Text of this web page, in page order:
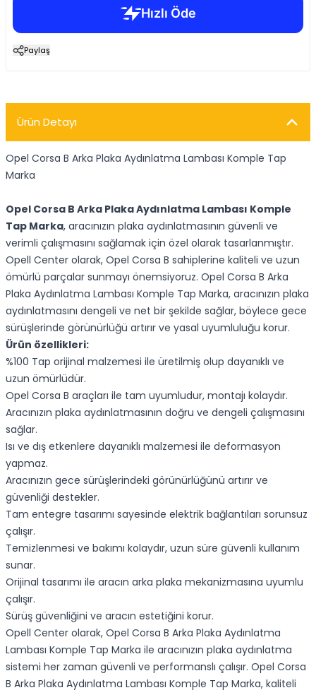
Paylaş
Ürün Detayı
Opel Corsa B Arka Plaka Aydınlatma Lambası Komple Tap
Marka
Opel Corsa B Arka Plaka Aydınlatma Lambası Komple
Tap Marka, aracınızın plaka aydınlatmasının güvenli ve
verimli çalışmasını sağlamak için özel olarak tasarlanmıştır.
Opell Center olarak, Opel Corsa B sahiplerine kaliteli ve uzun
ömürlü parçalar sunmayı önemsiyoruz. Opel Corsa B Arka
Plaka Aydınlatma Lambası Komple Tap Marka, aracınızın plaka
aydınlatmasını dengeli ve net bir şekilde sağlar, böylece gece
sürüşlerinde görünürlüğü artırır ve yasal uyumluluğu korur.
Ürün özellikleri:
%100 Tap orijinal malzemesi ile üretilmiş olup dayanıklı ve
uzun ömürlüdür.
Opel Corsa B araçları ile tam uyumludur, montajı kolaydır.
Aracınızın plaka aydınlatmasının doğru ve dengeli çalışmasını
sağlar.
Isı ve dış etkenlere dayanıklı malzemesi ile deformasyon
yapmaz.
Aracınızın gece sürüşlerindeki görünürlüğünü artırır ve
güvenliği destekler.
Tam entegre tasarımı sayesinde elektrik bağlantıları sorunsuz
çalışır.
Temizlenmesi ve bakımı kolaydır, uzun süre güvenli kullanım
sunar.
Orijinal tasarımı ile aracın arka plaka mekanizmasına uyumlu
çalışır.
Sürüş güvenliğini ve aracın estetiğini korur.
Opell Center olarak, Opel Corsa B Arka Plaka Aydınlatma
Lambası Komple Tap Marka ile aracınızın plaka aydınlatma
sistemi her zaman güvenli ve performanslı çalışır. Opel Corsa
B Arka Plaka Aydınlatma Lambası Komple Tap Marka, kaliteli